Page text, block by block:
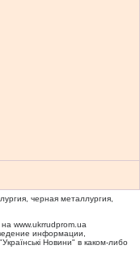
черная металлургия,
на www.ukrrudprom.ua
информации,
Новини" в каком-либо